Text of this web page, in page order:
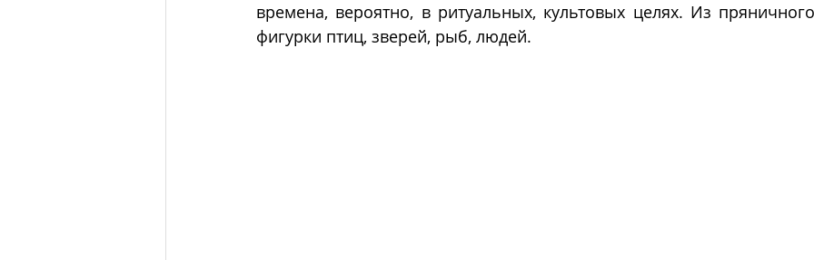
времена, вероятно, в ритуальных, культовых целях. Из
фигурки птиц, зверей, рыб, людей.